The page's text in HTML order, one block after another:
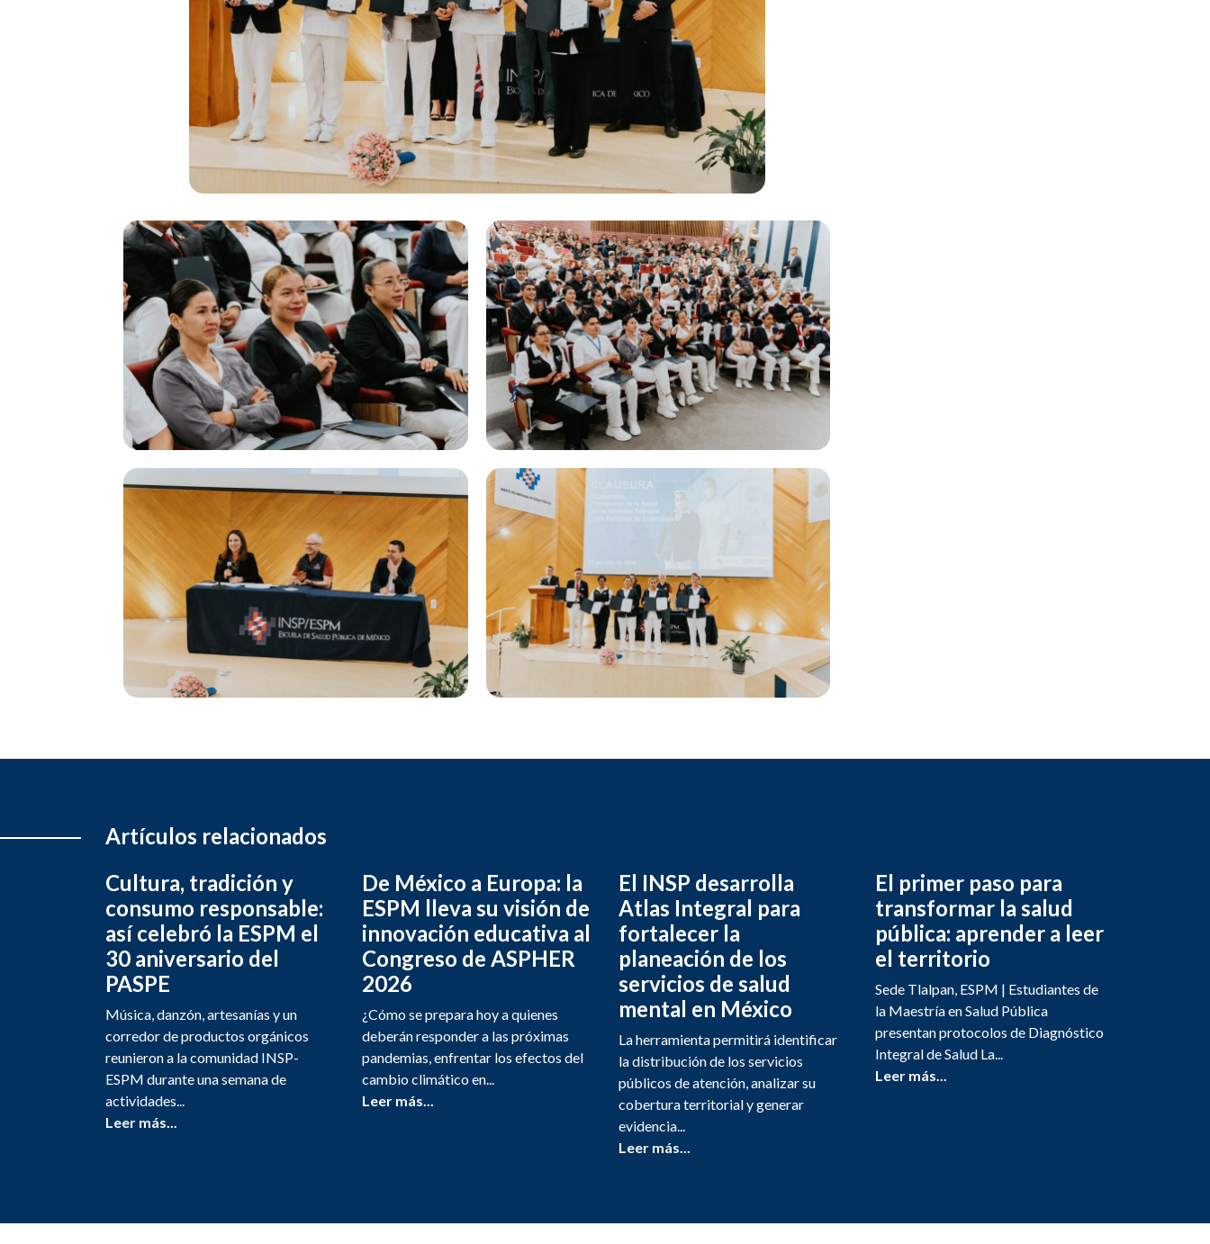
Artículos relacionados
Cultura, tradición y
consumo responsable:
así celebró la ESPM el
30 aniversario del
PASPE
Música, danzón, artesanías y un
corredor de productos orgánicos
reunieron a la comunidad INSP-
ESPM durante una semana de
actividades...
Leer más...
De México a Europa: la
ESPM lleva su visión de
innovación educativa al
Congreso de ASPHER
2026
¿Cómo se prepara hoy a quienes
deberán responder a las próximas
pandemias, enfrentar los efectos del
cambio climático en...
Leer más...
El INSP desarrolla
Atlas Integral para
fortalecer la
planeación de los
servicios de salud
mental en México
La herramienta permitirá identificar
la distribución de los servicios
públicos de atención, analizar su
cobertura territorial y generar
evidencia...
Leer más...
El primer paso para
transformar la salud
pública: aprender a leer
el territorio
Sede Tlalpan, ESPM | Estudiantes de
la Maestría en Salud Pública
presentan protocolos de Diagnóstico
Integral de Salud La...
Leer más...